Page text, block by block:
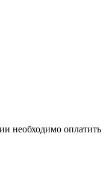
необходимо оплатить